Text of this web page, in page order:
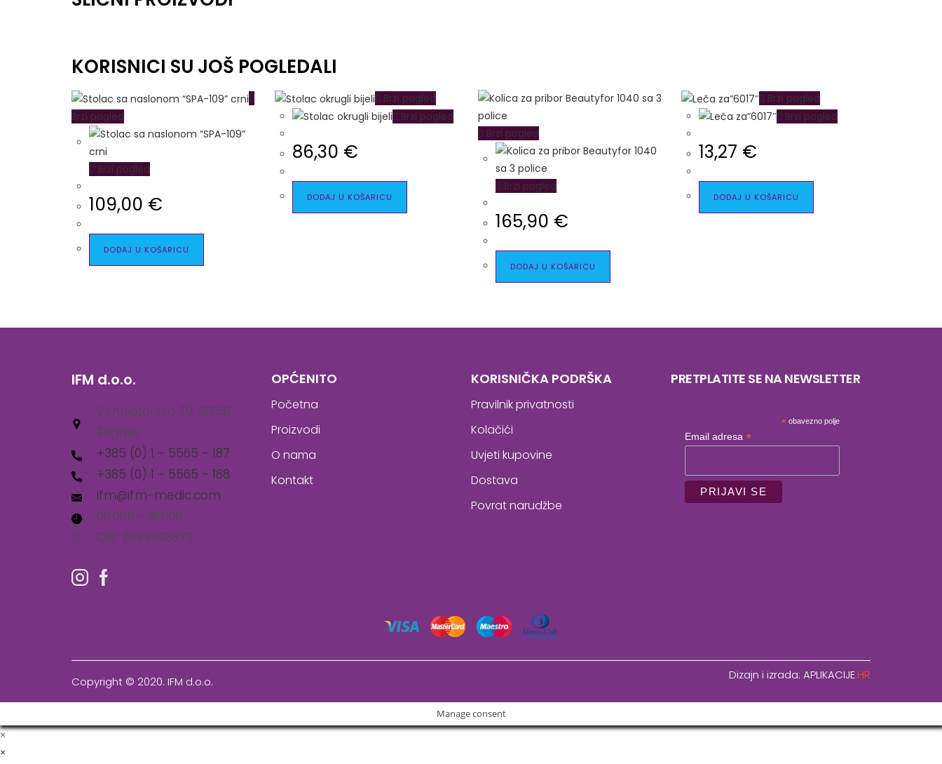
KORISNICI SU JOŠ POGLEDALI
Brzi pogled
Brzi pogled
109,00 €
DODAJ U KOŠARICU
Brzi pogled
Brzi pogled
86,30 €
DODAJ U KOŠARICU
Brzi pogled
Brzi pogled
165,90 €
DODAJ U KOŠARICU
Brzi pogled
Brzi pogled
13,27 €
DODAJ U KOŠARICU
IFM d.o.o.
Ventilatorska 20, 10250
Zagreb
+385 (0) 1 - 5565 - 187
+385 (0) 1 - 5565 - 188
ifm@ifm-medic.com
08:00h - 16:00h
OIB: 01193993672
OPĆENITO
Početna
Proizvodi
O nama
Kontakt
KORISNIČKA PODRŠKA
Pravilnik privatnosti
Kolačići
Uvjeti kupovine
Dostava
Povrat narudžbe
PRETPLATITE SE NA NEWSLETTER
* obavezno polje
Email adresa *
Copyright © 2020. IFM d.o.o. Dizajn i izrada: APLIKACIJE.HR
Manage consent
×
×